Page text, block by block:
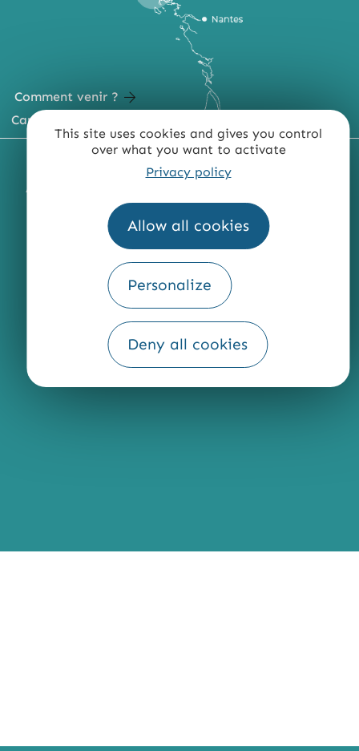
This site uses cookies and gives you control
over what you want to activate
Privacy policy
Allow all cookies
Personalize
Deny all cookies
Comment venir ?
Carte du territoire
MENTIONS LÉGALES
ACCESSIBILITÉ : NON CONFORME
QUI SOMMES-NOUS ?
Fourni par
Traduction